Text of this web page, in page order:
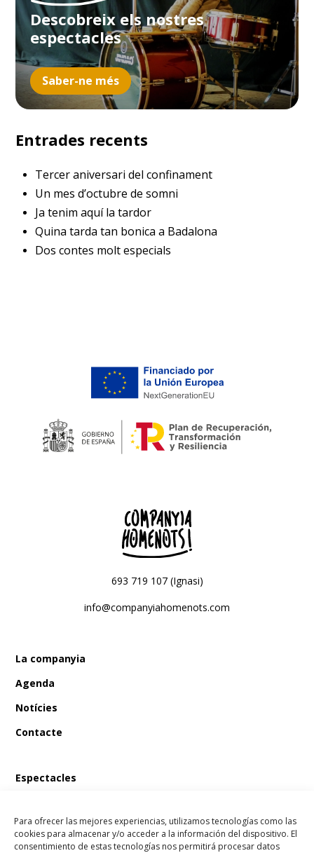
Para ofrecer las mejores experiencias, utilizamos tecnologías como las
cookies para almacenar y/o acceder a la información del dispositivo. El
consentimiento de estas tecnologías nos permitirá procesar datos
Descobreix els nostres
espectacles
Saber-ne més
Entrades recents
Tercer aniversari del confinament
Un mes d’octubre de somni
Ja tenim aquí la tardor
Quina tarda tan bonica a Badalona
Dos contes molt especials
693 719 107 (Ignasi)
info@companyiahomenots.com
La companyia
Agenda
Notícies
Contacte
Espectacles
En Bum i el llibre màgic de les fades